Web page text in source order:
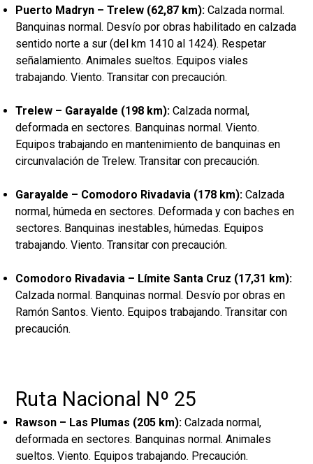
Puerto Madryn – Trelew (62,87 km): Calzada normal.
Banquinas normal. Desvío por obras habilitado en calzada
sentido norte a sur (del km 1410 al 1424). Respetar
señalamiento. Animales sueltos. Equipos viales
trabajando. Viento. Transitar con precaución.
Trelew – Garayalde (198 km): Calzada normal,
deformada en sectores. Banquinas normal. Viento.
Equipos trabajando en mantenimiento de banquinas en
circunvalación de Trelew. Transitar con precaución.
Garayalde – Comodoro Rivadavia (178 km): Calzada
normal, húmeda en sectores. Deformada y con baches en
sectores. Banquinas inestables, húmedas. Equipos
trabajando. Viento. Transitar con precaución.
Comodoro Rivadavia – Límite Santa Cruz (17,31 km):
Calzada normal. Banquinas normal. Desvío por obras en
Ramón Santos. Viento. Equipos trabajando. Transitar con
precaución.
Ruta Nacional Nº 25
Rawson – Las Plumas (205 km): Calzada normal,
deformada en sectores. Banquinas normal. Animales
sueltos. Viento. Equipos trabajando. Precaución.